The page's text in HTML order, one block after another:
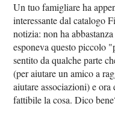
Un tuo famigliare ha
interessante dal catalogo
notizia: non ha
esponeva questo piccolo
sentito da qualche parte
(per aiutare un amico a
aiutare associazioni) e
fattibile la cosa. Dico